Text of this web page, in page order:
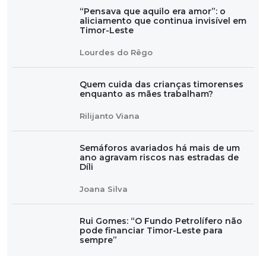
“Pensava que aquilo era amor”: o
aliciamento que continua invisível em
Timor-Leste
Lourdes do Rêgo
Quem cuida das crianças timorenses
enquanto as mães trabalham?
Rilijanto Viana
Semáforos avariados há mais de um
ano agravam riscos nas estradas de
Díli
Joana Silva
Rui Gomes: “O Fundo Petrolífero não
pode financiar Timor-Leste para
sempre”